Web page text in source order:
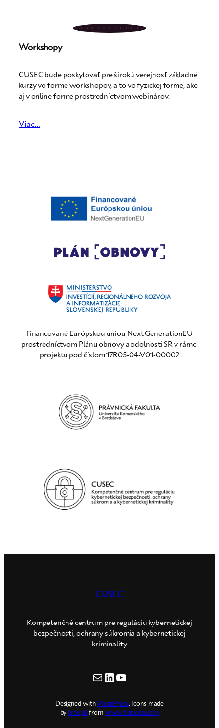
Workshopy
CUSEC bude poskytovať pre širokú verejnosť základné
kurzy vo forme workshopov, a to vo fyzickej forme, ako
aj v online forme prostredníctvom webinárov.
Viac…
Financované Európskou úniou Next GenerationEU
prostredníctvom Plánu obnovy a odolnosti SR v rámci
projektu pod číslom 17R05-04-V01-00002
CUSEC
Kompetenčné centrum pre reguláciu kybernetickej
bezpečnosti, ochrany súkromia a kybernetickej
kriminality
E-mailLinkedIn
YouTube
Designed withWordPress. Icons made
by Freepikfrom www.flaticon.com